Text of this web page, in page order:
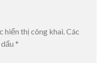
hiển thị công khai.Các
*